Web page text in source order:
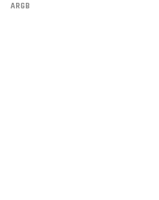
ARGB